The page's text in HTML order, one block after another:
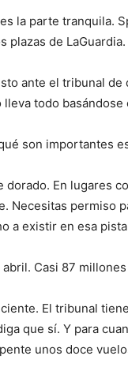
la parte tranquila.
plazas de
ante el tribunal
todo
son importantes
dorado. En lugares
Necesitas permiso
a existir en esa
Casi 87
El tribunal
que sí. Y para
unos doce